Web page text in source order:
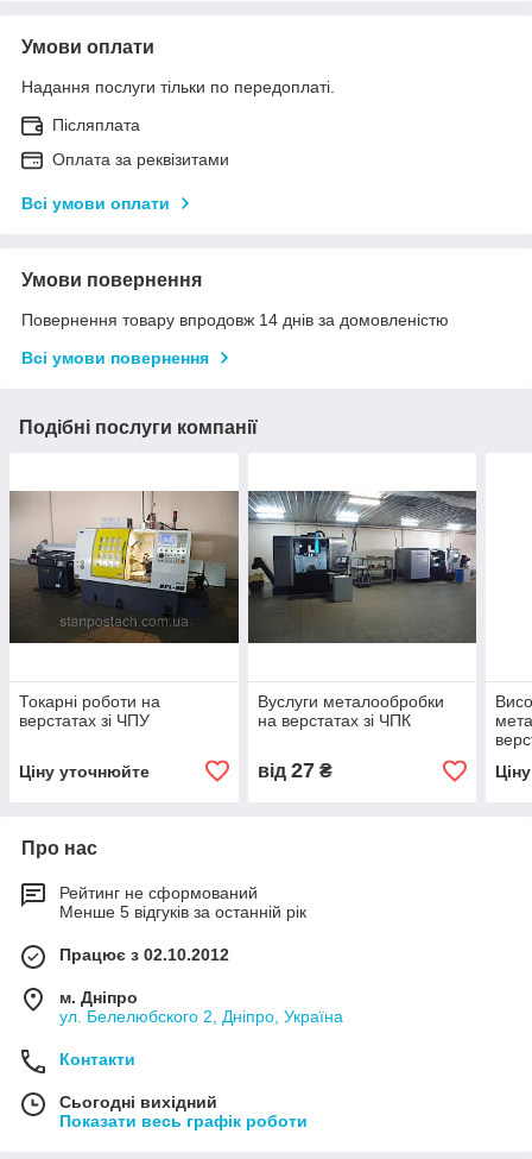
Умови оплати
Надання послуги тільки по передоплаті.
Післяплата
Оплата за реквізитами
Всі умови оплати
Умови повернення
Повернення товару впродовж 14 днів за домовленістю
Всі умови повернення
Подібні послуги компанії
Токарні роботи на
верстатах зі ЧПУ
Ціну уточнюйте
Вуслуги металообробки
на верстатах зі ЧПК
від 27₴
Про нас
Рейтинг не сформований
Менше 5 відгуків за останній рік
Працює з 02.10.2012
м. Дніпро
ул. Белелюбского 2, Дніпро, Україна
Контакти
Сьогодні вихідний
Показати весь графік роботи